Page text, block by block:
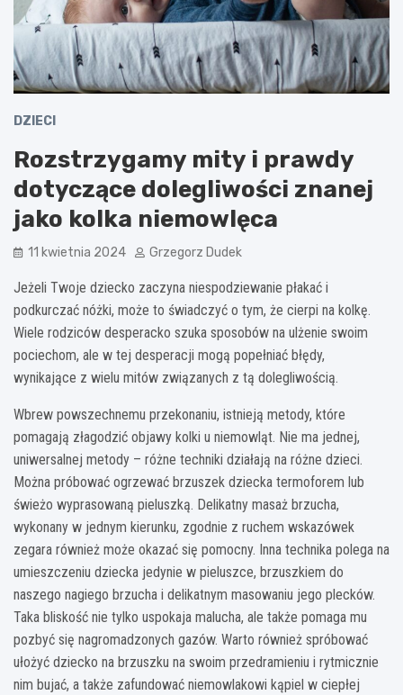
DZIECI
Rozstrzygamy mity i prawdy
dotyczące dolegliwości znanej
jako kolka niemowlęca
11 kwietnia 2024 Grzegorz Dudek
Jeżeli Twoje dziecko zaczyna niespodziewanie płakać i
podkurczać nóżki, może to świadczyć o tym, że cierpi na kolkę.
Wiele rodziców desperacko szuka sposobów na ulżenie swoim
pociechom, ale w tej desperacji mogą popełniać błędy,
wynikające z wielu mitów związanych z tą dolegliwością.
Wbrew powszechnemu przekonaniu, istnieją metody, które
pomagają złagodzić objawy kolki u niemowląt. Nie ma jednej,
uniwersalnej metody – różne techniki działają na różne dzieci.
Można próbować ogrzewać brzuszek dziecka termoforem lub
świeżo wyprasowaną pieluszką. Delikatny masaż brzucha,
wykonany w jednym kierunku, zgodnie z ruchem wskazówek
zegara również może okazać się pomocny. Inna technika polega na
umieszczeniu dziecka jedynie w pieluszce, brzuszkiem do
naszego nagiego brzucha i delikatnym masowaniu jego plecków.
Taka bliskość nie tylko uspokaja malucha, ale także pomaga mu
pozbyć się nagromadzonych gazów. Warto również spróbować
ułożyć dziecko na brzuszku na swoim przedramieniu i rytmicznie
nim bujać, a także zafundować niemowlakowi kąpiel w ciepłej